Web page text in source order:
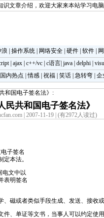
识文章介绍，欢迎大家来本站学习电
浪 操作系统| 网络安全| 硬件| 软件|
| ajax| c++/vc| c语言| java| delphi|
国内热点 |情感| 祝福| 笑话| 急转弯| 企
和国电子签名法》:
民共和国电子签名法》
| 2007-11-19 | (有2972人读过)
子签名
本法。
文中以
表明签名
磁或者类似手段生成、发送、接收
单证等文书，当事人可以约定使用